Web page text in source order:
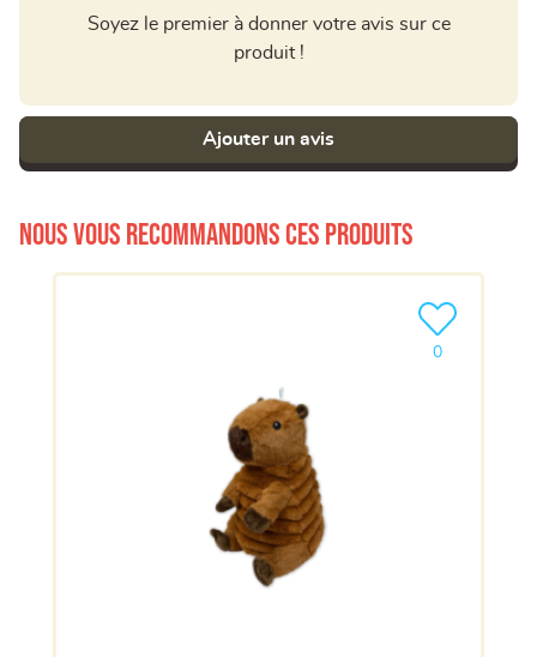
Soyez le premier à donner votre avis sur ce
produit !
Ajouter un avis
Nous vous recommandons ces produits
0
Ajouter le